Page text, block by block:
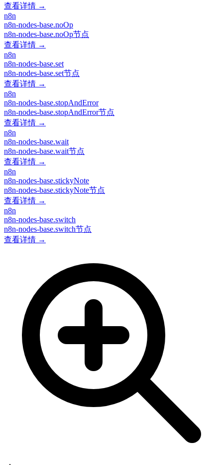
查看详情 →
n8n
n8n-nodes-base.noOp
n8n-nodes-base.noOp节点
查看详情 →
n8n
n8n-nodes-base.set
n8n-nodes-base.set节点
查看详情 →
n8n
n8n-nodes-base.stopAndError
n8n-nodes-base.stopAndError节点
查看详情 →
n8n
n8n-nodes-base.wait
n8n-nodes-base.wait节点
查看详情 →
n8n
n8n-nodes-base.stickyNote
n8n-nodes-base.stickyNote节点
查看详情 →
n8n
n8n-nodes-base.switch
n8n-nodes-base.switch节点
查看详情 →